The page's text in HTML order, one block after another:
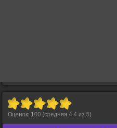
Оценок: 100 (средняя 4.4 из 5)